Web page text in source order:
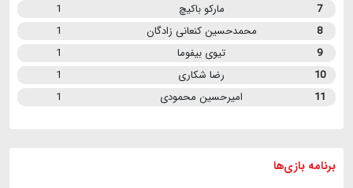
7
مارکو باکیچ
1
8
محمدحسین کنعانی زادگان
1
9
تیوی بیفوما
1
10
رضا شکاری
1
11
امیرحسین محمودی 1
برنامه بازی ها